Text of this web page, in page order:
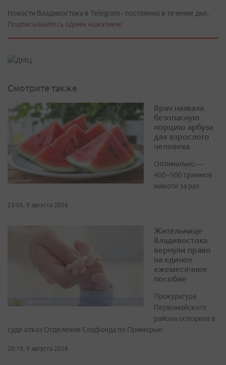
Новости Владивостока в Telegram - постоянно в течение дня.
Подписывайтесь одним нажатием!
Смотрите также
Врач назвала
безопасную
порцию арбуза
для взрослого
человека
Оптимально —
400–500 граммов
мякоти за раз
23:06, 9 августа 2026
Жительнице
Владивостока
вернули право
на единое
ежемесячное
пособие
Прокуратура
Первомайского
района оспорила в
суде отказ Отделения Соцфонда по Приморью
20:19, 9 августа 2026